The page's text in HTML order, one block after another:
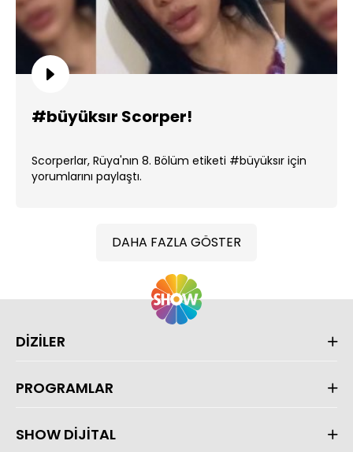
#büyüksır Scorper!
Scorperlar, Rüya'nın 8. Bölüm etiketi #büyüksır için
yorumlarını paylaştı.
DAHA FAZLA GÖSTER
DİZİLER
PROGRAMLAR
SHOW DİJİTAL